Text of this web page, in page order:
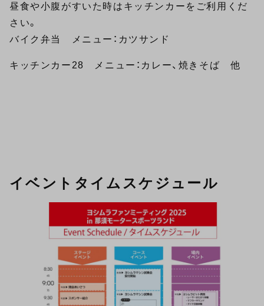
昼食や小腹がすいた時はキッチンカーをご利用くだ
さい。
バイク弁当 メニュー：カツサンド
キッチンカー28 メニュー：カレー、焼きそば 他
イベントタイムスケジュール